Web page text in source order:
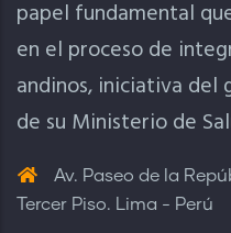
papel fundamental
en el proceso de
andinos, iniciativa del
de su Ministerio de
Av. Paseo de la
Tercer Piso. Lima - Perú